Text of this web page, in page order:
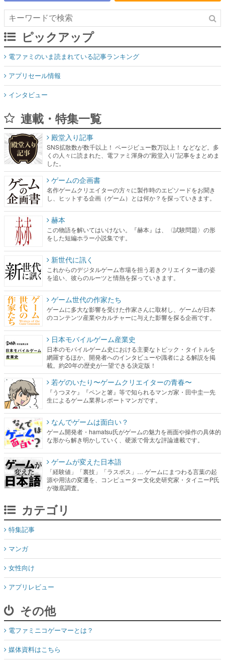
ピックアップ
電ファミのいま読まれている記事ランキング
アプリセール情報
インタビュー
連載・特集一覧
殿堂入り記事
SNS拡散数が数千以上！ ページビュー数万以上！ などなど。多
くの人々に読まれた、電ファミ渾身の“殿堂入り”記事をまとめま
した。
ゲームの企画書
名作ゲームクリエイターの方々に製作時のエピソードをお聞き
し、ヒットする企画（ゲーム）とは何か？を探っていきます。
赫本
この物語を解いてはいけない。『赫本』は、〈試験問題〉の形
をした短編ホラー小説集です。
新世代に訊く
これからのデジタルゲーム市場を担う若きクリエイター達の姿
を追い、彼らのルーツと情熱を探っていきます。
ゲーム世代の作家たち
ゲームに多大な影響を受けた作家さんに取材し、ゲームが日本
のコンテンツ産業やカルチャーに与えた影響を探る企画です。
日本モバイルゲーム産業史
日本のモバイルゲーム史における主要なトピック・タイトルを
網羅するほか、開発者へのインタビューや識者による解説を掲
載。約20年の歴史が一望できる決定版！
若ゲのいたり〜ゲームクリエイターの青春〜
『うつヌケ』『ペンと箸』等で知られるマンガ家・田中圭一先
生によるゲーム業界レポートマンガです。
なんでゲームは面白い？
ゲーム開発者・hamatsu氏がゲームの魅力を画面や操作の具体的
な形から解き明かしていく、硬派で骨太な評論連載です。
ゲームが変えた日本語
「経験値」「裏技」「ラスボス」… ゲームにまつわる言葉の起
源や用法の変遷を、コンピューター文化史研究家・タイニーP氏
が徹底調査。
カテゴリ
特集記事
マンガ
女性向け
アプリレビュー
その他
電ファミニコゲーマーとは？
媒体資料はこちら